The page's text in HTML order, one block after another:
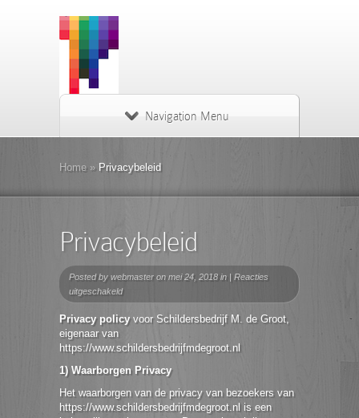
Navigation Menu
Home » Privacybeleid
Privacybeleid
Posted by webmaster on mei 24, 2018 in | Reacties
uitgeschakeldvoor
Privacybeleid
Privacy policyvoor Schildersbedrijf M. de Groot,
eigenaar van
https://www.schildersbedrijfmdegroot.nl
1) Waarborgen Privacy
Het waarborgen van de privacy van bezoekers van
https://www.schildersbedrijfmdegroot.nl is een